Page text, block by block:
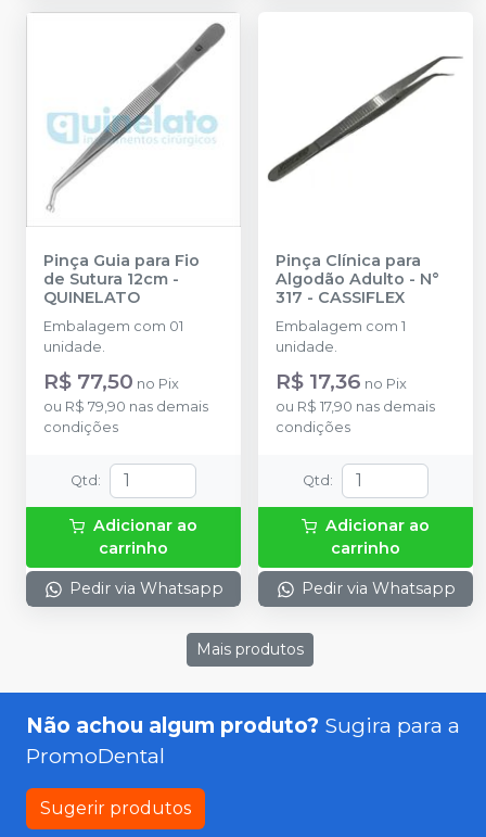
Pinça Guia para Fio
de Sutura 12cm -
QUINELATO
Embalagem com 01
unidade.
R$ 77,50 no Pix
ou R$ 79,90 nas demais
condições
Qtd :
Adicionar ao
carrinho
Pedir via Whatsapp
Pinça Clínica para
Algodão Adulto - N°
317 - CASSIFLEX
Embalagem com 1
unidade.
R$ 17,36 no Pix
ou R$ 17,90 nas demais
condições
Qtd :
Adicionar ao
carrinho
Pedir via Whatsapp
Mais produtos
Não achou algum produto? Sugira para a
PromoDental
Sugerir produtos